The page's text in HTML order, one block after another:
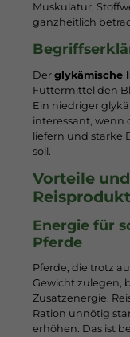
Muskulatur,
ganzheitlich
Der glykämische
Futtermittel den
Ein niedriger
interessant, wenn
liefern und starke
soll.
Vorteile
Energie für
Pferde
Pferde, die trotz
Gewicht zulegen,
Zusatzenergie.
Ration unnötig
erhöhen. Das ist